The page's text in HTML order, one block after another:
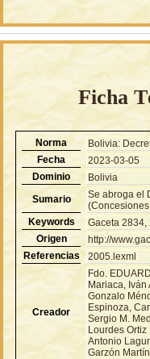
Ficha
Norma
Bolivia:
Fecha
2023-03-05
Dominio
Bolivia
Sumario
Se abroga el
Keywords
Gaceta
Origen
http://
Referencias
2005.lexml
Creador
Fdo.
Mariaca, Iván
Gonzalo
Espinoza,
Sergio M.
Lourdes
Antonio
Garzón